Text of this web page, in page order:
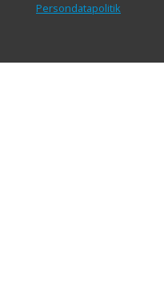
Persondatapolitik